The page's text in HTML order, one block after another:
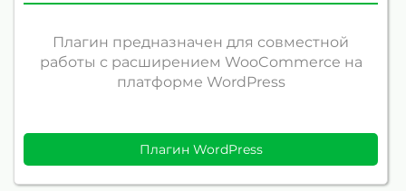
Плагин предназначен для совместной
работы с расширением WooCommerce на
платформе WordPress
Плагин WordPress